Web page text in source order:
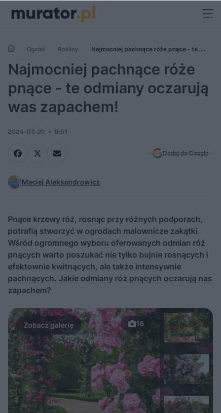
Ogród Rośliny
Najmocniej pachnące róże pnące - te
odmiany oczarują was zapachem!
Najmocniej pachnące róże
pnące - te odmiany oczarują
was zapachem!
2024-03-20 8:51
Dodaj do Google
Maciej Aleksandrowicz
Pnące krzewy róż, rosnąc przy różnych podporach,
potrafią stworzyć w ogrodach malownicze zakątki.
Wśród ogromnego wyboru oferowanych odmian róż
pnących warto poszukać nie tylko bujnie rosnących i
efektownie kwitnących, ale także intensywnie
pachnących. Jakie odmiany róż pnących oczarują nas
zapachem?
16